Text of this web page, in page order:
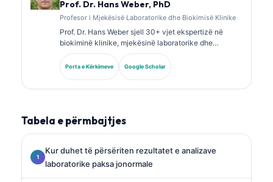
Prof. Dr. Hans Weber, PhD
Profesor i Mjekësisë Laboratorike dhe Biokimisë Klinike
Prof. Dr. Hans Weber sjell 30+ vjet ekspertizë në
biokiminë klinike, mjekësinë laboratorike dhe
kërkimin mbi biomarkerët. Ish President i Shoqatës
Gjermane për Kimi Klinike, ai është i specializuar në
analizën e paneleve diagnostike, standardizimin e
Porta e Kërkimeve Google Scholar
Tabela e përmbajtjes
Kur duhet të përsëriten rezultatet e analizave
laboratorike paksa jonormale